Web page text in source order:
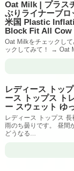
Oat Milk | プラス
ぶりライナーブ
米国 Plastic
Block Fit All Cow
Oat Milkをチェックし
ックしてみて！ → Oat
レディース トッ
ース トップス ト
ー スウェット ゆ
レディース トップス
雨のち曇りです。 昼間
どうなる...